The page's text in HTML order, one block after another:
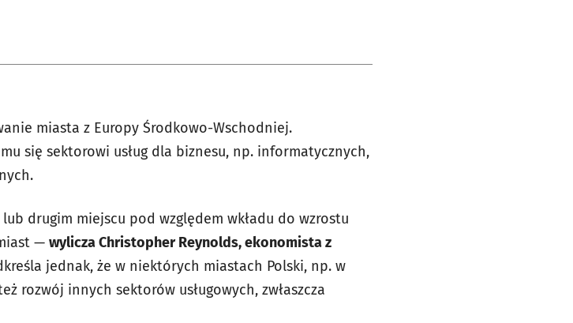
miasta z Europy Środkowo-Wschodniej.
się sektorowi usług dla biznesu, np. informatycznych,
drugim miejscu pod względem wkładu do wzrostu
— wylicza Christopher Reynolds, ekonomista z
jednak, że w niektórych miastach Polski, np. w
rozwój innych sektorów usługowych, zwłaszcza